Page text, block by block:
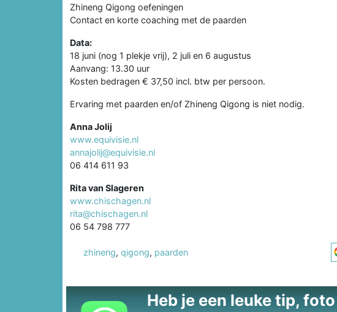
Zhineng Qigong oefeningen
Contact en korte coaching met de paarden
Data:
18 juni (nog 1 plekje vrij), 2 juli en 6 augustus
Aanvang: 13.30 uur
Kosten bedragen € 37,50 incl. btw per persoon.
Ervaring met paarden en/of Zhineng Qigong is niet nodig.
Anna Jolij
www.equivisie.nl
annajolij@equivisie.nl
06 414 611 93
Rita van Slageren
www.chischagen.nl
rita@chischagen.nl
06 54 798 777
zhineng, qigong, paarden
Heb je een leuke tip,